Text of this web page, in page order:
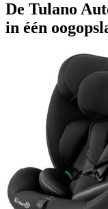
De Tulano
in één